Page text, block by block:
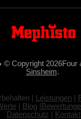
© Copyright 2026Four
Sinsheim.
| Leistungen |
| Blog |
Datenschutz | Kontakt